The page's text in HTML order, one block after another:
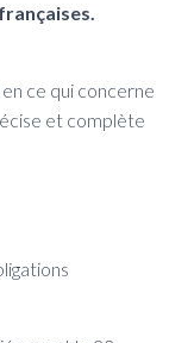
ce qui concerne
et complète